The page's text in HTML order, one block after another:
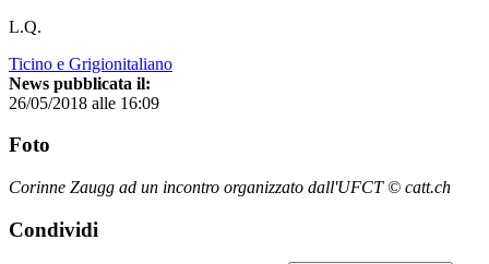
L.Q.
Ticino e Grigionitaliano
News pubblicata il:
26/05/2018 alle 16:09
Foto
Corinne Zaugg ad un incontro organizzato dall'UFCT © catt.ch
Condividi